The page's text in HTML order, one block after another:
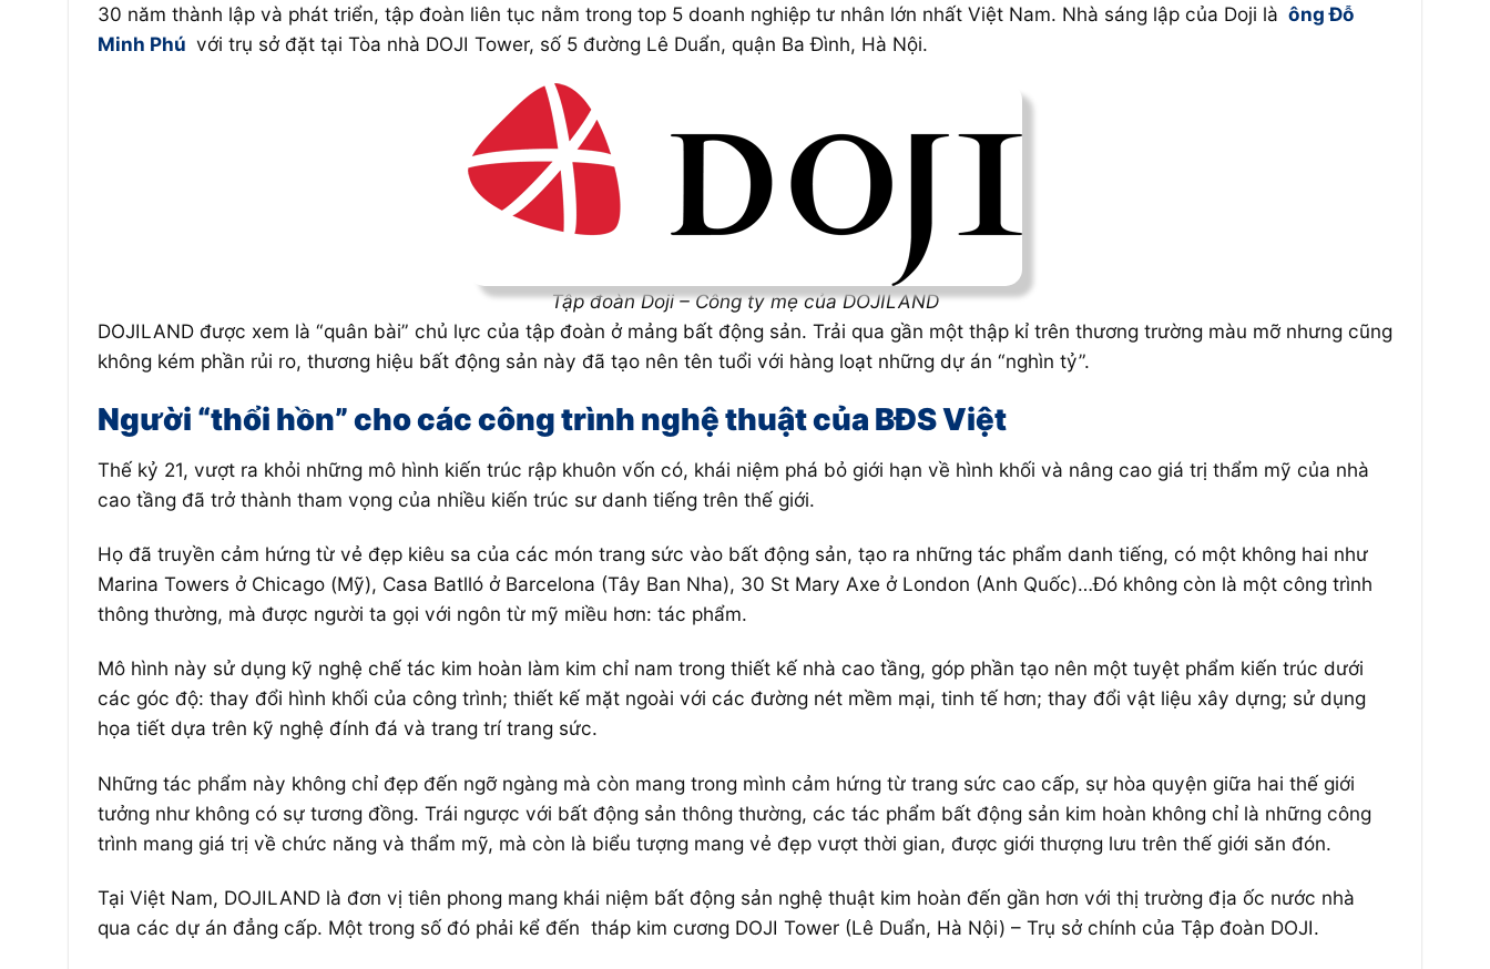
30 năm thành lập và phát triển, tập đoàn liên tục nằm trong top 5 doanh nghiệp tư nhân lớn nhất Việt Nam. Nhà sáng lập của Doji là ông Đỗ
Minh Phú với trụ sở đặt tại Tòa nhà DOJI Tower, số 5 đường Lê Duẩn, quận Ba Đình, Hà Nội.
Tập đoàn Doji – Công ty mẹ của DOJILAND
DOJILAND được xem là “quân bài” chủ lực của tập đoàn ở mảng bất động sản. Trải qua gần một thập kỉ trên thương trường màu mỡ nhưng cũng
không kém phần rủi ro, thương hiệu bất động sản này đã tạo nên tên tuổi với hàng loạt những dự án “nghìn tỷ”.
Người “thổi hồn” cho các công trình nghệ thuật của BĐS Việt
Thế kỷ 21, vượt ra khỏi những mô hình kiến trúc rập khuôn vốn có, khái niệm phá bỏ giới hạn về hình khối và nâng cao giá trị thẩm mỹ của nhà
cao tầng đã trở thành tham vọng của nhiều kiến trúc sư danh tiếng trên thế giới.
Họ đã truyền cảm hứng từ vẻ đẹp kiêu sa của các món trang sức vào bất động sản, tạo ra những tác phẩm danh tiếng, có một không hai như
Marina Towers ở Chicago (Mỹ), Casa Batlló ở Barcelona (Tây Ban Nha), 30 St Mary Axe ở London (Anh Quốc)…Đó không còn là một công trình
thông thường, mà được người ta gọi với ngôn từ mỹ miều hơn: tác phẩm.
Mô hình này sử dụng kỹ nghệ chế tác kim hoàn làm kim chỉ nam trong thiết kế nhà cao tầng, góp phần tạo nên một tuyệt phẩm kiến trúc dưới
các góc độ: thay đổi hình khối của công trình; thiết kế mặt ngoài với các đường nét mềm mại, tinh tế hơn; thay đổi vật liệu xây dựng; sử dụng
họa tiết dựa trên kỹ nghệ đính đá và trang trí trang sức.
Những tác phẩm này không chỉ đẹp đến ngỡ ngàng mà còn mang trong mình cảm hứng từ trang sức cao cấp, sự hòa quyện giữa hai thế giới
tưởng như không có sự tương đồng. Trái ngược với bất động sản thông thường, các tác phẩm bất động sản kim hoàn không chỉ là những công
trình mang giá trị về chức năng và thẩm mỹ, mà còn là biểu tượng mang vẻ đẹp vượt thời gian, được giới thượng lưu trên thế giới săn đón.
Tại Việt Nam, DOJILAND là đơn vị tiên phong mang khái niệm bất động sản nghệ thuật kim hoàn đến gần hơn với thị trường địa ốc nước nhà
qua các dự án đẳng cấp. Một trong số đó phải kể đến tháp kim cương DOJI Tower (Lê Duẩn, Hà Nội) – Trụ sở chính của Tập đoàn DOJI.